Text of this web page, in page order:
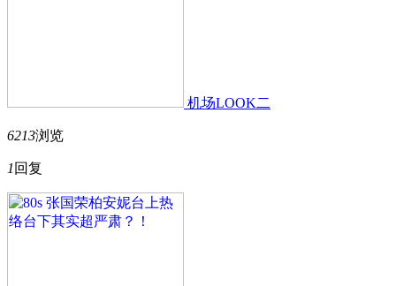
机场LOOK二
6213浏览
1 回复